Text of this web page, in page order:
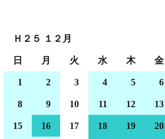
Ｈ２５ １２月
日 月 火 水 木 金
1 2 3 4 5 6
8 9 10 11 12 13
15 16 17 18 19 20